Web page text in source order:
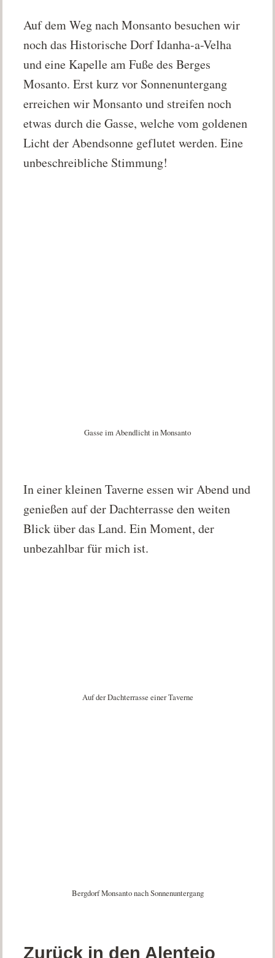
Auf dem Weg nach Monsanto besuchen wir
noch das Historische Dorf Idanha-a-Velha
und eine Kapelle am Fuße des Berges
Mosanto. Erst kurz vor Sonnenuntergang
erreichen wir Monsanto und streifen noch
etwas durch die Gasse, welche vom goldenen
Licht der Abendsonne geflutet werden. Eine
unbeschreibliche Stimmung!
Gasse im Abendlicht in Monsanto
In einer kleinen Taverne essen wir Abend und
genießen auf der Dachterrasse den weiten
Blick über das Land. Ein Moment, der
unbezahlbar für mich ist.
Auf der Dachterrasse einer Taverne
Bergdorf Monsanto nach Sonnenuntergang
Zurück in den Alentejo